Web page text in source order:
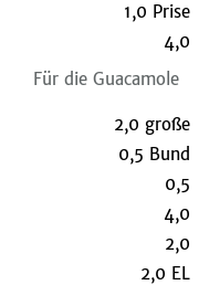
1,0 Prise
4,0
Für die Guacamole
2,0 große
0,5 Bund
0,5
4,0
2,0
2,0 EL